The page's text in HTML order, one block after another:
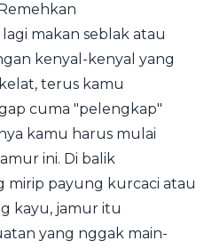
makan seblak atau
kenyal-kenyal yang
terus kamu
cuma "pelengkap"
kamu harus mulai
ini. Di balik
mirip payung kurcaci atau
kayu, jamur itu
yang nggak main-